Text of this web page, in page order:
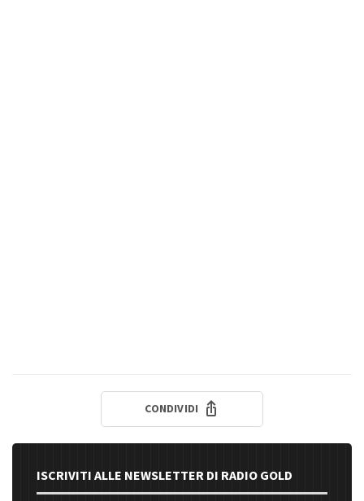
CONDIVIDI
ISCRIVITI ALLE NEWSLETTER DI RADIO GOLD